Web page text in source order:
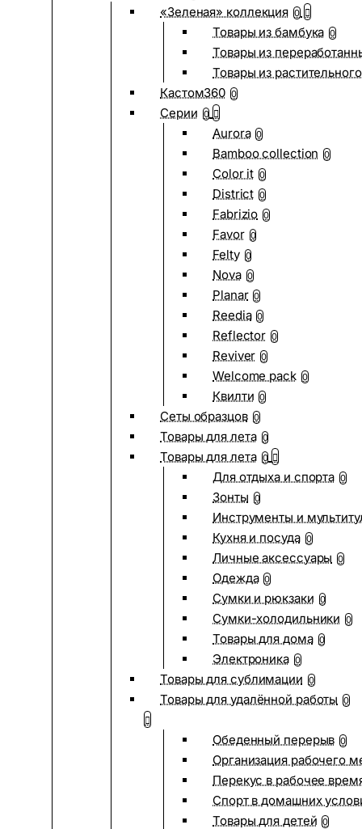
«Зеленая» коллекция 0
Товары из бамбука 0
Товары из
Товары из
Кастом360 0
Серии 0
Aurora 0
Bamboo collection 0
Color it 0
District 0
Fabrizio 0
Favor 0
Felty 0
Nova 0
Planar 0
Reedia 0
Reflector 0
Reviver 0
Welcome pack 0
Квилти 0
Сеты образцов 0
Товары для лета 0
Товары для лета 0
Для отдыха и спорта 0
Зонты 0
Инструменты и
Кухня и посуда 0
Личные аксессуары 0
Одежда 0
Сумки и рюкзаки 0
Сумки-холодильники 0
Товары для дома 0
Электроника 0
Товары для сублимации 0
Товары для удалённой работы 0
Обеденный перерыв 0
Организация рабочего
Перекус в рабочее
Спорт в домашних
Товары для детей 0